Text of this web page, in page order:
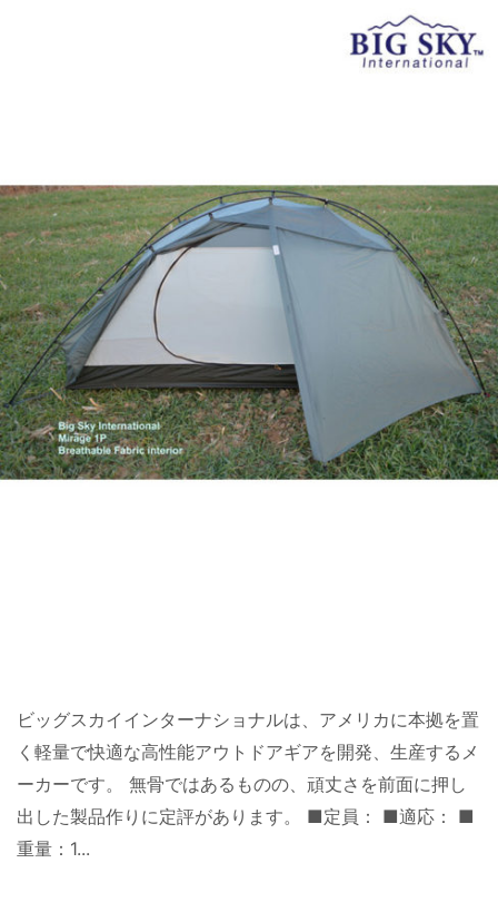
ビッグスカイインターナショナルは、アメリカに本拠を置
く軽量で快適な高性能アウトドアギアを開発、生産するメ
ーカーです。 無骨ではあるものの、頑丈さを前面に押し
出した製品作りに定評があります。 ■定員： ■適応： ■
重量：1...